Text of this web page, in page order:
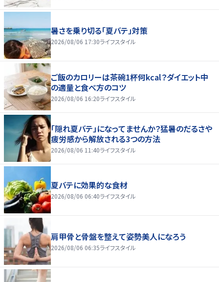
暑さを乗り切る「夏バテ」対策
2026/08/06 17:30ライフスタイル
ご飯のカロリーは茶碗1杯何kcal？ダイエット中
の適量と食べ方のコツ
2026/08/06 16:20ライフスタイル
「隠れ夏バテ」になってませんか？猛暑のだるさや
疲労感から解放される3つの方法
2026/08/06 11:40ライフスタイル
夏バテに効果的な食材
2026/08/06 06:40ライフスタイル
肩甲骨と骨盤を整えて姿勢美人になろう
2026/08/06 06:35ライフスタイル